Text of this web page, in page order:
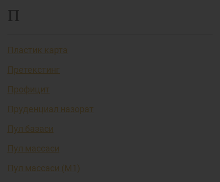
П
Пластик карта
Претекстинг
Профицит
Пруденциал назорат
Пул базаси
Пул массаси
Пул массаси (М1)